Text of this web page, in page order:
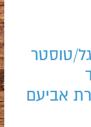
טוסטר
אביעם